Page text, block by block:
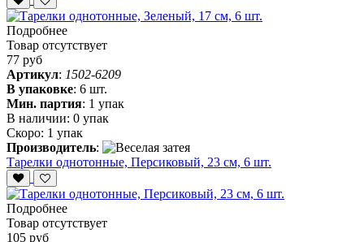
Подробнее
Товар отсутствует
77 руб
Артикул: 1502-6209
В упаковке: 6 шт.
Мин. партия: 1 упак
В наличии: 0 упак
Скоро: 1 упак
Производитель:
Тарелки однотонные, Персиковый, 23 см, 6 шт.
Подробнее
Товар отсутствует
105 руб